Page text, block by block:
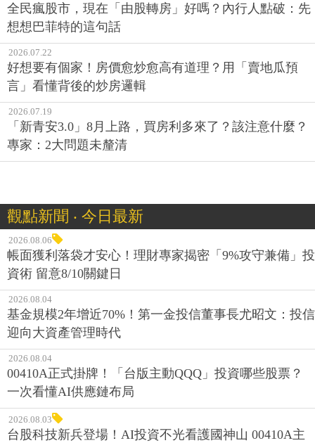
全民瘋股市，現在「由股轉房」好嗎？內行人點破：先
想想巴菲特的這句話
2026.07.22
好想要有個家！房價愈炒愈高有道理？用「賣地瓜預
言」看懂背後的炒房邏輯
2026.07.19
「新青安3.0」8月上路，買房利多來了？該注意什麼？
專家：2大問題未釐清
觀點新聞 ‧ 今日最新
2026.08.06
帳面獲利落袋才安心！理財專家揭密「9%攻守兼備」投
資術 留意8/10關鍵日
2026.08.04
基金規模2年增近70%！第一金投信董事長尤昭文：投信
迎向大資產管理時代
2026.08.04
00410A正式掛牌！「台版主動QQQ」投資哪些股票？
一次看懂AI供應鏈布局
2026.08.03
台股科技新兵登場！AI投資不光看護國神山 00410A主